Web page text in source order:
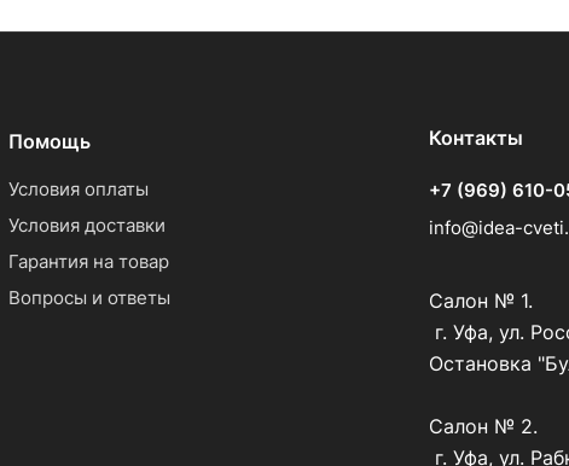
Помощь
Условия оплаты
Условия доставки
Гарантия на товар
Вопросы и ответы
Контакты
+7 (969) 610-
info@idea-
Салон № 1.
г. Уфа, ул.
Остановка
Салон № 2.
г. Уфа, ул.